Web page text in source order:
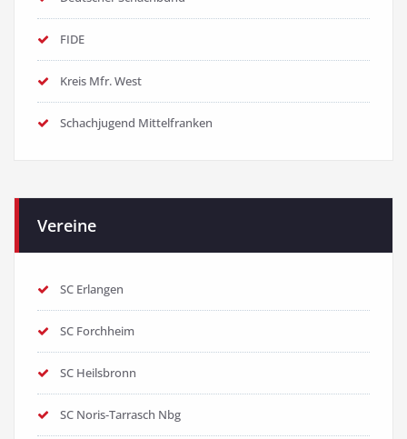
FIDE
Kreis Mfr. West
Schachjugend Mittelfranken
Vereine
SC Erlangen
SC Forchheim
SC Heilsbronn
SC Noris-Tarrasch Nbg